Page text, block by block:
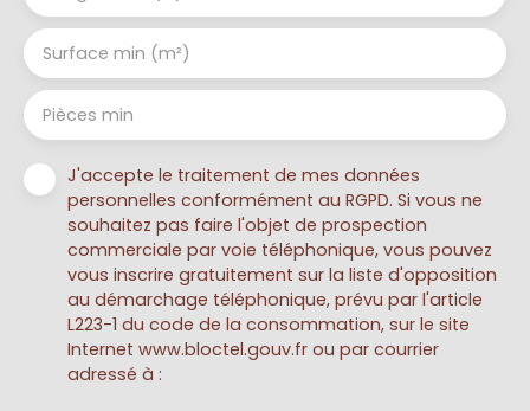
Surface min (m²)
Pièces min
J'accepte le traitement de mes données
personnelles conformément au RGPD. Si vous ne
souhaitez pas faire l'objet de prospection
commerciale par voie téléphonique, vous pouvez
vous inscrire gratuitement sur la liste d'opposition
au démarchage téléphonique, prévu par l'article
L223-1 du code de la consommation, sur le site
Internet www.bloctel.gouv.fr ou par courrier
adressé à :